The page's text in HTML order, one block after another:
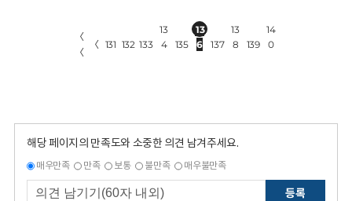
〈
〈
〈 131 132 133
13
4
135
13
6
137
13
8
139
14
0
해당 페이지의 만족도와 소중한 의견 남겨주세요.
매우만족 만족 보통 불만족 매우불만족
등록